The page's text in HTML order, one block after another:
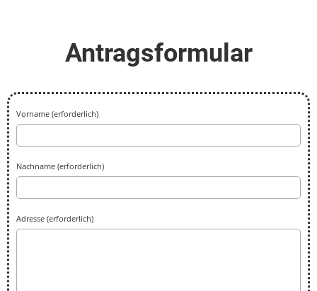
Antragsformular
Vorname (erforderlich)
Nachname (erforderlich)
Adresse (erforderlich)